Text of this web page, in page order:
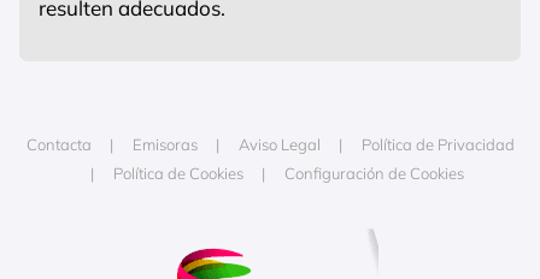
resulten adecuados.
Contacta Emisoras Aviso Legal
Política de Privacidad
Política de Cookies
Configuración de Cookies